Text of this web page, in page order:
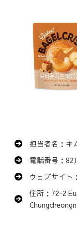
担当者名：キ
電話番号：82
ウェブサイ
住所：72-2